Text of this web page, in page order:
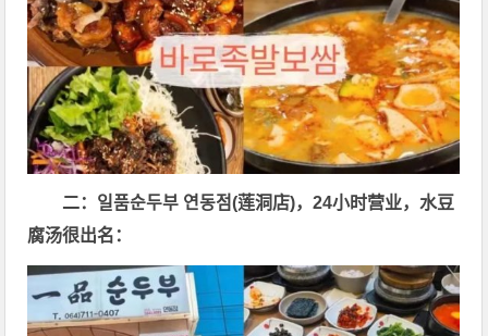
二：일품순두부 연동점(莲洞店)，24小时营业，水豆
腐汤很出名：